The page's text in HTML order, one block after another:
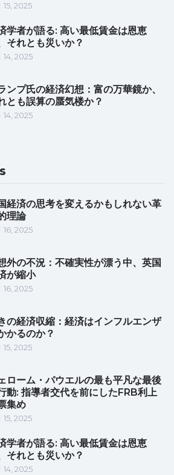
15, 2025
学者が語る: 高い最低賃金は恩恵
それとも災いか？
14, 2025
ンプ氏の経済幻想：富の万華鏡か、
とも誤算の蜃気楼か？
14, 2025
経済の思考を変えるかもしれない革
理論
16, 2025
外の不況：不確実性が漂う中、英国
が縮小
16, 2025
の経済収縮：経済はインフルエンザ
かるのか？
15, 2025
ローム・パウエルの最も平凡な最後
動: 指導者交代を前にしたFRB利上
集め
15, 2025
学者が語る: 高い最低賃金は恩恵
それとも災いか？
14, 2025